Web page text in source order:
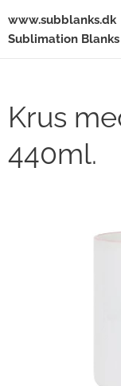
Sublimation
Krus
440ml.